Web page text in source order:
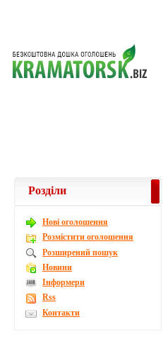
Розділи
Новi оголошення
Розмістити оголошення
Розширений пошук
Новини
Інформери
Rss
Контакти